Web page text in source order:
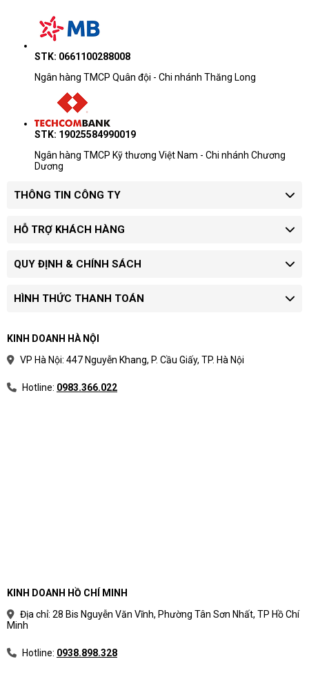
STK: 0661100288008
Ngân hàng TMCP Quân đội - Chi nhánh Thăng Long
STK: 19025584990019
Ngân hàng TMCP Kỹ thương Việt Nam - Chi nhánh Chương
Dương
THÔNG TIN CÔNG TY
HỖ TRỢ KHÁCH HÀNG
QUY ĐỊNH & CHÍNH SÁCH
HÌNH THỨC THANH TOÁN
KINH DOANH HÀ NỘI
VP Hà Nội: 447 Nguyễn Khang, P. Cầu Giấy, TP. Hà Nội
Hotline: 0983.366.022
KINH DOANH HỒ CHÍ MINH
Địa chỉ: 28 Bis Nguyễn Văn Vĩnh, Phường Tân Sơn Nhất, TP Hồ Chí
Minh
Hotline: 0938.898.328